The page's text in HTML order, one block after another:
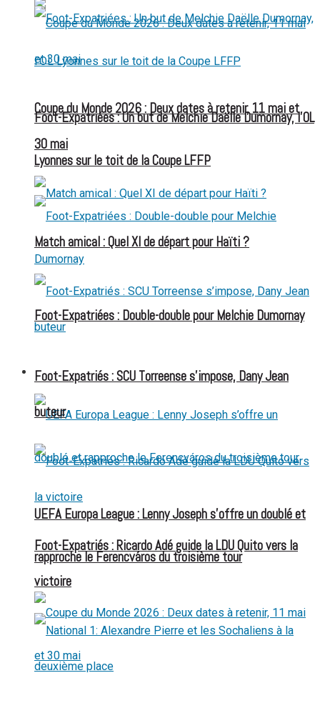
Foot-Expatriées : Un but de Melchie Daëlle Dumornay, l’OL
Lyonnes sur le toit de la Coupe LFFP
Foot-Expatriées : Double-double pour Melchie Dumornay
FOOT EXPATRIÉS
UEFA Europa League : Lenny Joseph s’offre un doublé et
rapproche le Ferencváros du troisième tour
Coupe du Monde 2026 : Deux dates à retenir, 11 mai et
30 mai
Match amical : Quel XI de départ pour Haïti ?
Foot-Expatriés : SCU Torreense s’impose, Dany Jean
buteur
Foot-Expatriés : Ricardo Adé guide la LDU Quito vers la
victoire